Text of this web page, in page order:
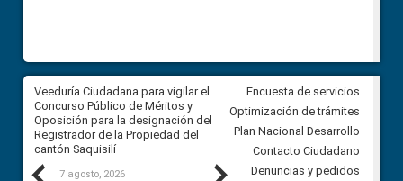
Veeduría Ciudadana para vigilar el
Concurso Público de Méritos y
Oposición para la designación del
Registrador de la Propiedad del
cantón Saquisilí
7 agosto, 2026
Veeduría Ciudadana para
construcción del asfaltado de
Ballenita del cantón Santa
7 agosto, 2026
Encuesta de servicios
Optimización de trámites
Plan Nacional Desarrollo
Contacto Ciudadano
Denuncias y pedidos